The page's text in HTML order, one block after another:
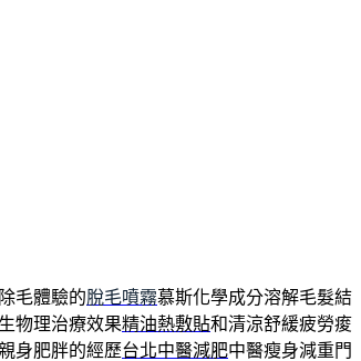
毛體驗的脫毛噴霧慕斯化學成分溶解毛髮結
物理治療效果精油熱敷貼和清涼舒緩疲勞痠
身肥胖的經歷台北中醫減肥中醫瘦身減重門